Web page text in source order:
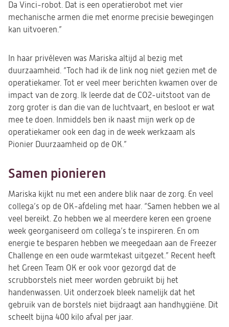
Da Vinci-robot. Dat is een operatierobot met vier
mechanische armen die met enorme precisie bewegingen
kan uitvoeren.”
In haar privéleven was Mariska altijd al bezig met
duurzaamheid. “Toch had ik de link nog niet gezien met de
operatiekamer. Tot er veel meer berichten kwamen over de
impact van de zorg. Ik leerde dat de CO2-uitstoot van de
zorg groter is dan die van de luchtvaart, en besloot er wat
mee te doen. Inmiddels ben ik naast mijn werk op de
operatiekamer ook een dag in de week werkzaam als
Pionier Duurzaamheid op de OK.”
Samen pionieren
Mariska kijkt nu met een andere blik naar de zorg. En veel
collega’s op de OK-afdeling met haar. “Samen hebben we al
veel bereikt. Zo hebben we al meerdere keren een groene
week georganiseerd om collega’s te inspireren. En om
energie te besparen hebben we meegedaan aan de Freezer
Challenge en een oude warmtekast uitgezet.” Recent heeft
het Green Team OK er ook voor gezorgd dat de
scrubborstels niet meer worden gebruikt bij het
handenwassen. Uit onderzoek bleek namelijk dat het
gebruik van de borstels niet bijdraagt aan handhygiëne. Dit
scheelt bijna 400 kilo afval per jaar.